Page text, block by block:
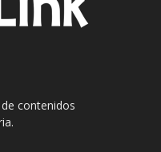
contenidos